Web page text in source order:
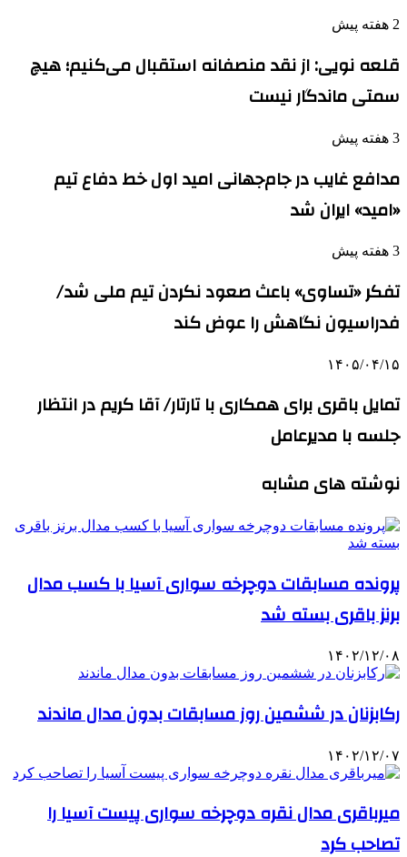
2 هفته پیش
قلعه نویی: از نقد منصفانه استقبال می‌کنیم؛ هیچ
سمتی ماندگار نیست
3 هفته پیش
مدافع غایب در جام‌جهانی امید اول خط دفاع تیم
«امید» ایران شد
3 هفته پیش
تفکر «تساوی» باعث صعود نکردن تیم ملی شد/
فدراسیون نگاهش را عوض کند
۱۴۰۵/۰۴/۱۵
تمایل باقری برای همکاری با تارتار/ آقا کریم در انتظار
جلسه با مدیرعامل
نوشته های مشابه
پرونده مسابقات دوچرخه سواری آسیا با کسب مدال
برنز باقری بسته شد
۱۴۰۲/۱۲/۰۸
رکابزنان در ششمین روز مسابقات بدون مدال ماندند
۱۴۰۲/۱۲/۰۷
میرباقری مدال نقره دوچرخه سواری پیست آسیا را
تصاحب کرد